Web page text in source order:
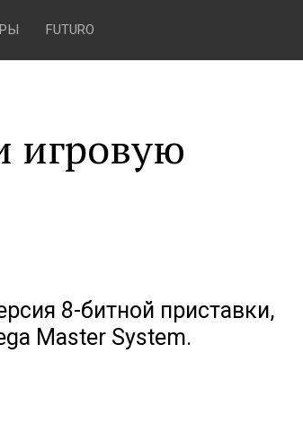
FUTURO
игровую
8-битной приставки,
Master System.